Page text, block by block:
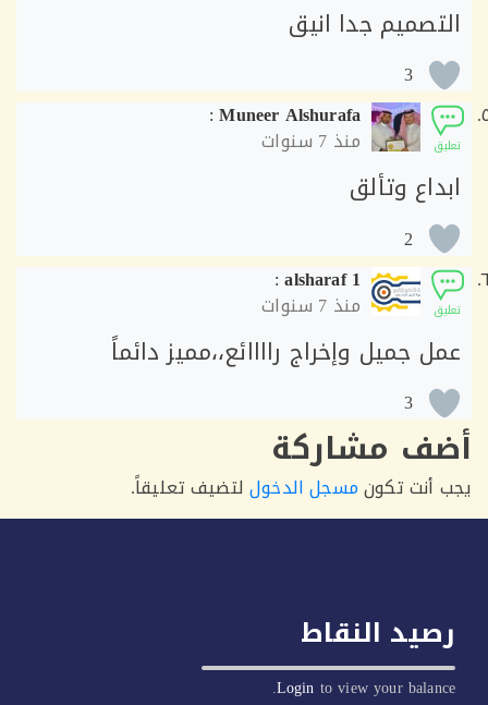
جدا انيق
3
Muneer Alshurafa
:
منذ7 سنوات
وتألق
2
alsharaf 1
:
منذ7 سنوات
جميل وإخراج راااائع،،مميز دائماً
3
مشاركة
تكونمسجل الدخوللتضيف تعليقاً.
النقاط
Loginto view your